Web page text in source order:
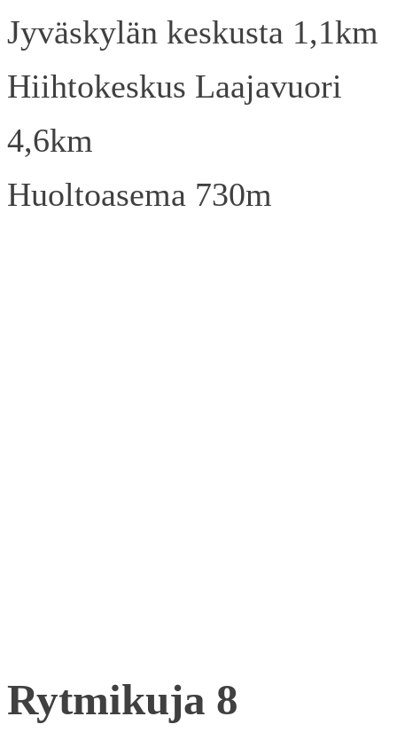
Jyväskylän keskusta 1,1km
Hiihtokeskus Laajavuori
4,6km
Huoltoasema 730m
Rytmikuja 8